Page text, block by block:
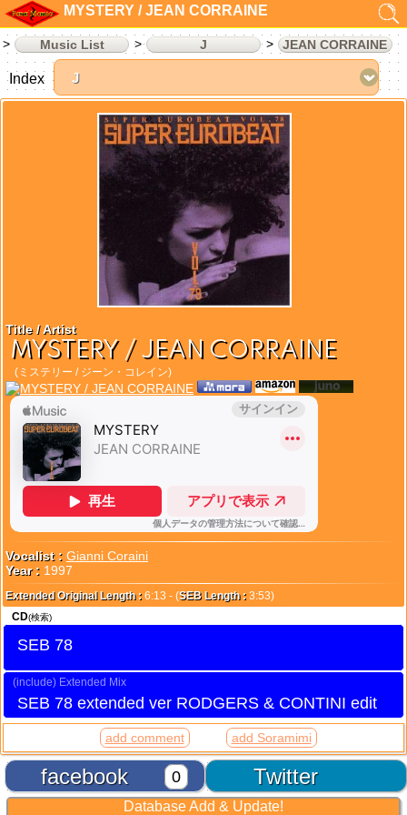
MYSTERY / JEAN CORRAINE
Music List J JEAN CORRAINE
Title / Artist
MYSTERY / JEAN CORRAINE
(ミステリー / ジーン・コレイン)
Vocalist : Gianni Coraini
Year : 1997
Extended Original Length : 6:13 - (SEB Length : 3:53)
CD(検索)
SEB 78
Extended Mix
SEB 78 extended ver RODGERS & CONTINI edit
add comment add Soramimi
Twitter
facebook 0
Index
Database Add & Update!